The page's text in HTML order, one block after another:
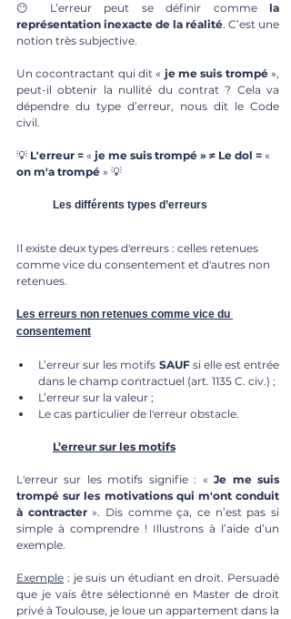
😶 L’erreur peut se définir comme la
représentation inexacte de la réalité. C’est une
notion très subjective.
Un cocontractant qui dit « je me suis trompé »,
peut-il obtenir la nullité du contrat ? Cela va
dépendre du type d’erreur, nous dit le Code
civil.
💡 L'erreur = « je me suis trompé » ≠ Le dol = «
on m'a trompé » 💡
	Les différents types d’erreurs
Il existe deux types d'erreurs : celles retenues
comme vice du consentement et d'autres non
retenues.
Les erreurs non retenues comme vice du
consentement
L’erreur sur les motifs SAUF si elle est entrée
dans le champ contractuel (art. 1135 C. civ.) ;
L’erreur sur la valeur ;
Le cas particulier de l'erreur obstacle.
L’erreur sur les motifs
L'erreur sur les motifs signifie : « Je me suis
trompé sur les motivations qui m'ont conduit
à contracter ». Dis comme ça, ce n’est pas si
simple à comprendre ! Illustrons à l’aide d’un
exemple.
Exemple : je suis un étudiant en droit. Persuadé
que je vais être sélectionné en Master de droit
privé à Toulouse, je loue un appartement dans la